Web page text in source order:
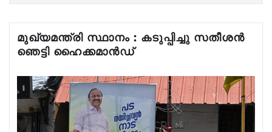
മുഖ്യമന്ത്രി സ്ഥാനം : കടുപ്പിച്ചു സതീശൻ
ഞെട്ടി ഹൈക്കമാൻഡ്